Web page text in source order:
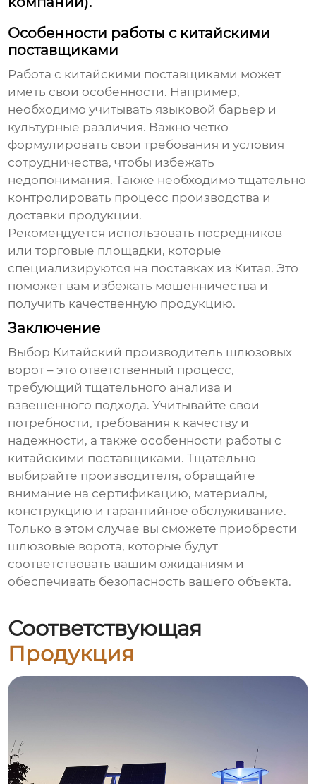
Особенности работы с китайскими
поставщиками
Работа с китайскими поставщиками может
иметь свои особенности. Например,
необходимо учитывать языковой барьер и
культурные различия. Важно четко
формулировать свои требования и условия
сотрудничества, чтобы избежать
недопонимания. Также необходимо тщательно
контролировать процесс производства и
доставки продукции.
Рекомендуется использовать посредников
или торговые площадки, которые
специализируются на поставках из Китая. Это
поможет вам избежать мошенничества и
получить качественную продукцию.
Заключение
Выбор Китайский производитель шлюзовых
ворот – это ответственный процесс,
требующий тщательного анализа и
взвешенного подхода. Учитывайте свои
потребности, требования к качеству и
надежности, а также особенности работы с
китайскими поставщиками. Тщательно
выбирайте производителя, обращайте
внимание на сертификацию, материалы,
конструкцию и гарантийное обслуживание.
Только в этом случае вы сможете приобрести
шлюзовые ворота, которые будут
соответствовать вашим ожиданиям и
обеспечивать безопасность вашего объекта.
Соответствующая
Продукция